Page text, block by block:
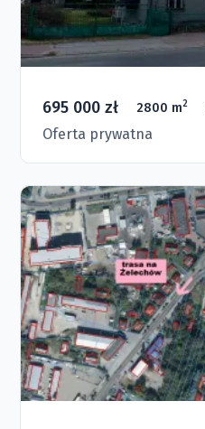
695 000 zł 2800 m2
Oferta prywatna